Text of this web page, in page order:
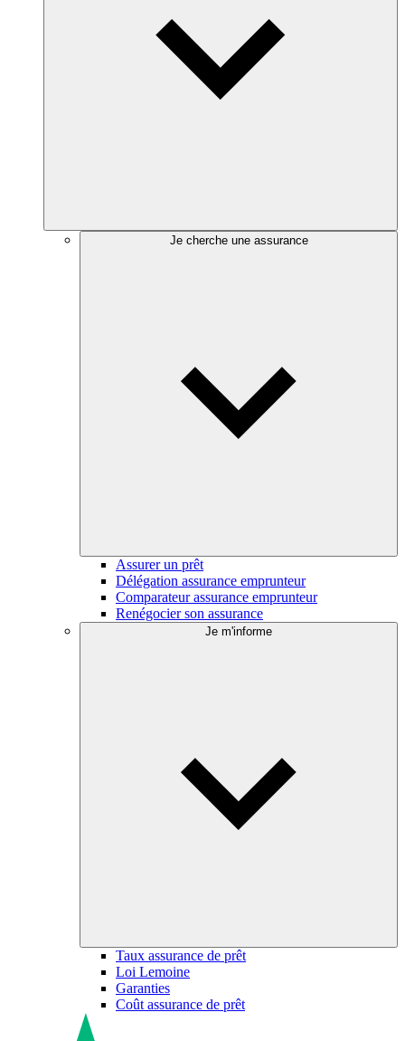
Je cherche une assurance
Assurer un prêt
Délégation assurance emprunteur
Comparateur assurance emprunteur
Renégocier son assurance
Je m'informe
Taux assurance de prêt
Loi Lemoine
Garanties
Coût assurance de prêt